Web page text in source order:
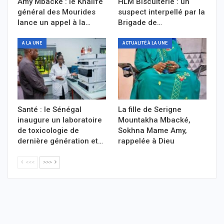
général des Mourides
lance un appel à la…
suspect interpellé par la
Brigade de…
A LA UNE
Santé : le Sénégal
inaugure un laboratoire
de toxicologie de
dernière génération et…
ACTUALITÉ À LA UNE
La fille de Serigne
Mountakha Mbacké,
Sokhna Mame Amy,
rappelée à Dieu
<<< >>>